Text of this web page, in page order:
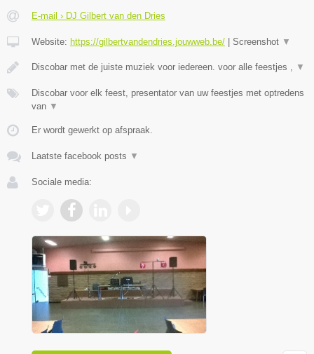
E-mail › DJ Gilbert van den Dries
Website: https://gilbertvandendries.jouwweb.be/ | Screenshot ▼
Discobar met de juiste muziek voor iedereen. voor alle feestjes , ▼
Discobar voor elk feest, presentator van uw feestjes met optredens
van ▼
Er wordt gewerkt op afspraak.
Laatste facebook posts ▼
Sociale media: